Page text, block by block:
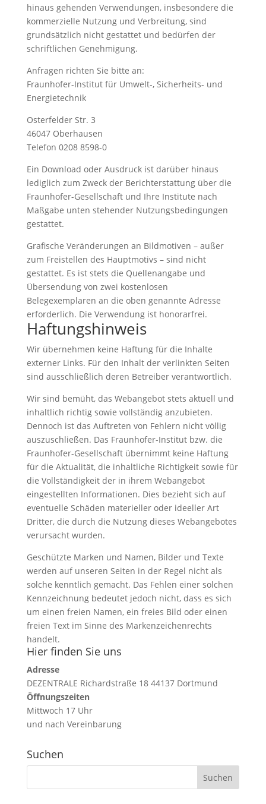
hinaus gehenden Verwendungen, insbesondere die
kommerzielle Nutzung und Verbreitung, sind
grundsätzlich nicht gestattet und bedürfen der
schriftlichen Genehmigung.
Anfragen richten Sie bitte an:
Fraunhofer-Institut für Umwelt-, Sicherheits- und
Energietechnik
Osterfelder Str. 3
46047 Oberhausen
Telefon 0208 8598-0
Ein Download oder Ausdruck ist darüber hinaus
lediglich zum Zweck der Berichterstattung über die
Fraunhofer-Gesellschaft und Ihre Institute nach
Maßgabe unten stehender Nutzungsbedingungen
gestattet.
Grafische Veränderungen an Bildmotiven – außer
zum Freistellen des Hauptmotivs – sind nicht
gestattet. Es ist stets die Quellenangabe und
Übersendung von zwei kostenlosen
Belegexemplaren an die oben genannte Adresse
erforderlich. Die Verwendung ist honorarfrei.
Haftungshinweis
Wir übernehmen keine Haftung für die Inhalte
externer Links. Für den Inhalt der verlinkten Seiten
sind ausschließlich deren Betreiber verantwortlich.
Wir sind bemüht, das Webangebot stets aktuell und
inhaltlich richtig sowie vollständig anzubieten.
Dennoch ist das Auftreten von Fehlern nicht völlig
auszuschließen. Das Fraunhofer-Institut bzw. die
Fraunhofer-Gesellschaft übernimmt keine Haftung
für die Aktualität, die inhaltliche Richtigkeit sowie für
die Vollständigkeit der in ihrem Webangebot
eingestellten Informationen. Dies bezieht sich auf
eventuelle Schäden materieller oder ideeller Art
Dritter, die durch die Nutzung dieses Webangebotes
verursacht wurden.
Geschützte Marken und Namen, Bilder und Texte
werden auf unseren Seiten in der Regel nicht als
solche kenntlich gemacht. Das Fehlen einer solchen
Kennzeichnung bedeutet jedoch nicht, dass es sich
um einen freien Namen, ein freies Bild oder einen
freien Text im Sinne des Markenzeichenrechts
handelt.
Hier finden Sie uns
Adresse
DEZENTRALE Richardstraße 18 44137 Dortmund
Öffnungszeiten
Mittwoch 17 Uhr
und nach Vereinbarung
Suchen